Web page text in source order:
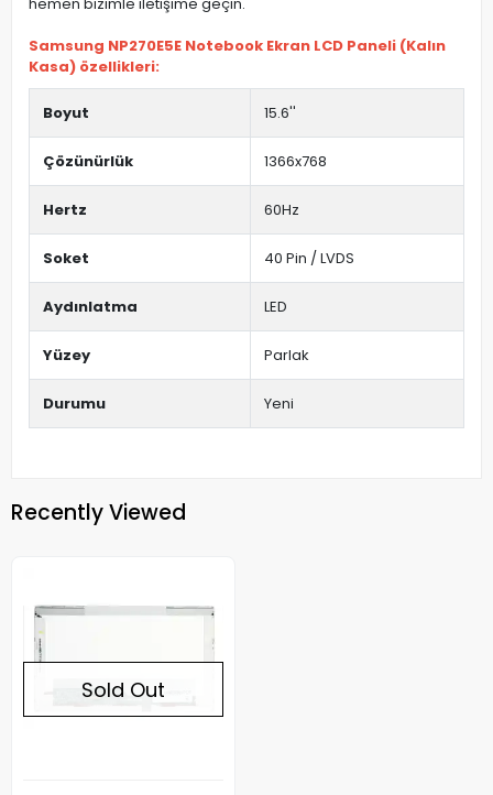
Samsung NP270E5E Notebook Ekran LCD Paneli (Kalın
Kasa) özellikleri:
Boyut 15.6''
Çözünürlük 1366x768
Hertz 60Hz
Soket 40 Pin / LVDS
Aydınlatma LED
Yüzey Parlak
Durumu Yeni
Recently Viewed
Sold Out